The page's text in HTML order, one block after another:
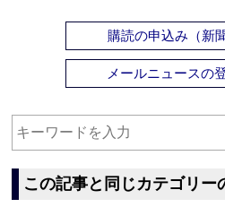
購読の申込み（新
メールニュースの
この記事と同じカテゴリー